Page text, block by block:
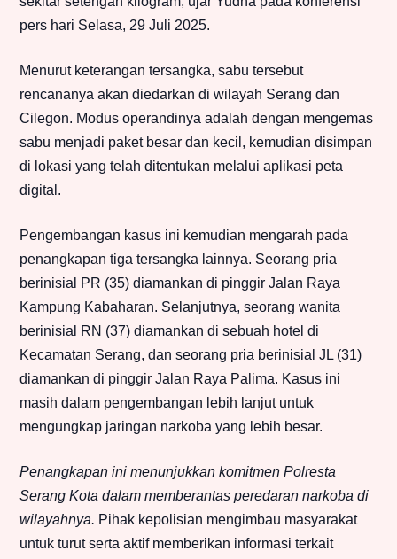
pers hari Selasa, 29 Juli 2025.
Menurut keterangan tersangka, sabu tersebut
rencananya akan diedarkan di wilayah Serang dan
Cilegon. Modus operandinya adalah dengan mengemas
sabu menjadi paket besar dan kecil, kemudian disimpan
di lokasi yang telah ditentukan melalui aplikasi peta
digital.
Pengembangan kasus ini kemudian mengarah pada
penangkapan tiga tersangka lainnya. Seorang pria
berinisial PR (35) diamankan di pinggir Jalan Raya
Kampung Kabaharan. Selanjutnya, seorang wanita
berinisial RN (37) diamankan di sebuah hotel di
Kecamatan Serang, dan seorang pria berinisial JL (31)
diamankan di pinggir Jalan Raya Palima. Kasus ini
masih dalam pengembangan lebih lanjut untuk
mengungkap jaringan narkoba yang lebih besar.
Penangkapan ini menunjukkan komitmen Polresta
Serang Kota dalam memberantas peredaran narkoba di
wilayahnya. Pihak kepolisian mengimbau masyarakat
untuk turut serta aktif memberikan informasi terkait